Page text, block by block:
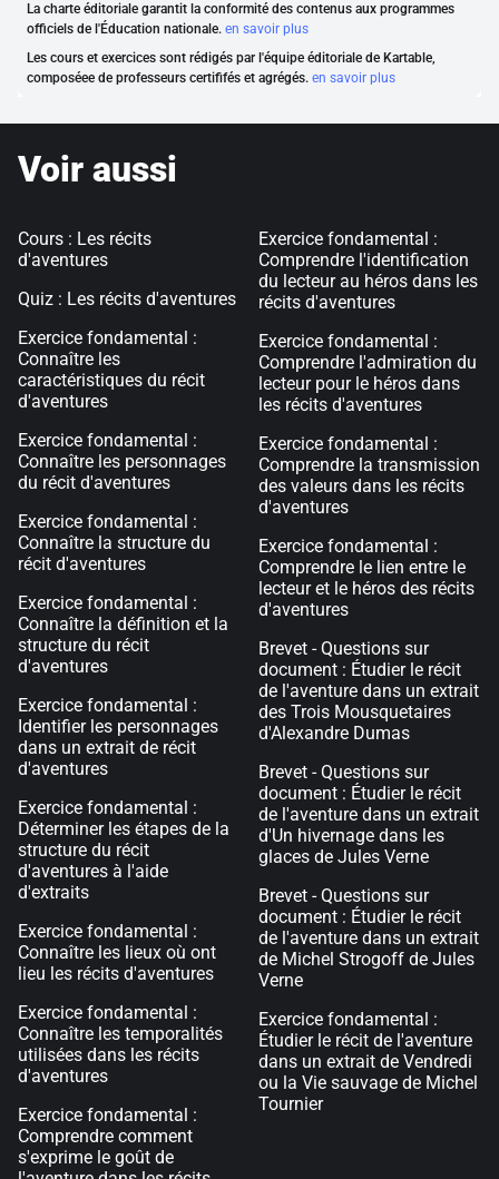
La charte éditoriale garantit la conformité des contenus aux programmes
officiels de l'Éducation nationale. en savoir plus
Les cours et exercices sont rédigés par l'équipe éditoriale de Kartable,
composéee de professeurs certififés et agrégés. en savoir plus
Voir aussi
Cours : Les récits
d'aventures
Quiz : Les récits d'aventures
Exercice fondamental :
Connaître les
caractéristiques du récit
d'aventures
Exercice fondamental :
Connaître les personnages
du récit d'aventures
Exercice fondamental :
Connaître la structure du
récit d'aventures
Exercice fondamental :
Connaître la définition et la
structure du récit
d'aventures
Exercice fondamental :
Identifier les personnages
dans un extrait de récit
d'aventures
Exercice fondamental :
Déterminer les étapes de la
structure du récit
d'aventures à l'aide
d'extraits
Exercice fondamental :
Connaître les lieux où ont
lieu les récits d'aventures
Exercice fondamental :
Connaître les temporalités
utilisées dans les récits
d'aventures
Exercice fondamental :
Comprendre comment
s'exprime le goût de
Exercice fondamental :
Comprendre l'identification
du lecteur au héros dans les
récits d'aventures
Exercice fondamental :
Comprendre l'admiration du
lecteur pour le héros dans
les récits d'aventures
Exercice fondamental :
Comprendre la transmission
des valeurs dans les récits
d'aventures
Exercice fondamental :
Comprendre le lien entre le
lecteur et le héros des récits
d'aventures
Brevet - Questions sur
document : Étudier le récit
de l'aventure dans un extrait
des Trois Mousquetaires
d'Alexandre Dumas
Brevet - Questions sur
document : Étudier le récit
de l'aventure dans un extrait
d'Un hivernage dans les
glaces de Jules Verne
Brevet - Questions sur
document : Étudier le récit
de l'aventure dans un extrait
de Michel Strogoff de Jules
Verne
Exercice fondamental :
Étudier le récit de l'aventure
dans un extrait de Vendredi
ou la Vie sauvage de Michel
Tournier